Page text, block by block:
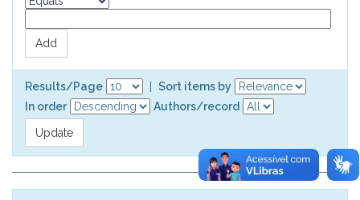
Results/Page
Sort items by
In order
Authors/record